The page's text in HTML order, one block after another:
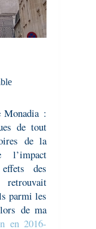
Monadia :
de tout
de la
l’impact
des
parmi les
de ma
en 2016-